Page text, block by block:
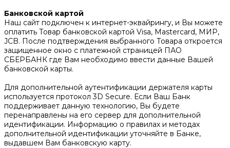
Банковской картой
Наш сайт подключен к интернет-эквайрингу, и Вы можете
оплатить Товар банковской картой Visa, Mastercard, МИР,
JCB. После подтверждения выбранного Товара откроется
защищенное окно с платежной страницей ПАО
СБЕРБАНК где Вам необходимо ввести данные Вашей
банковской карты.
Для дополнительной аутентификации держателя карты
используется протокол 3D Secure. Если Ваш Банк
поддерживает данную технологию, Вы будете
перенаправлены на его сервер для дополнительной
идентификации. Информацию о правилах и методах
дополнительной идентификации уточняйте в Банке,
выдавшем Вам банковскую карту.